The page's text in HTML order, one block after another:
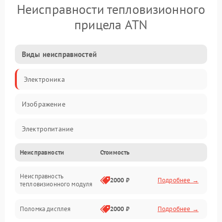
Неисправности тепловизионного
прицела ATN
Виды неисправностей
Электроника
Изображение
Электропитание
Измерения
Матрица
Неисправности Стоимость
Неисправность
тепловизионного модуля
2000 ₽ Подробнее →
Поломка дисплея 2000 ₽ Подробнее →